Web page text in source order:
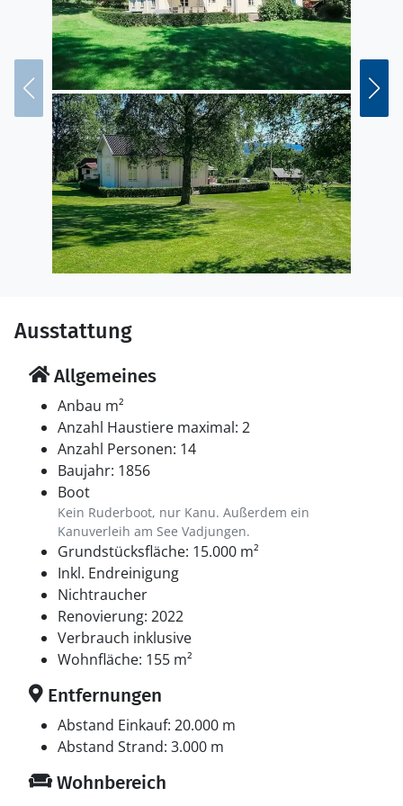
über eine steile Holzleiter erreichbar ist, und ein
doppeltes Schlafsofa im Wohnzimmer (2 x 80 cm). Im
großen Garten könnt ihr lange Abende in der mit
Pflanzen geschmückten Orangerie mit 12 Sitzplätzen
verbringen, zu der auch eine überdachte Außenküche
mit Pizza-Ofen, Gaskocher und einer offenen
Feuerstelle für Mahlzeiten in ganz besonderer
Atmosphäre gehört.
Für Wellness-Urlaube kann ab 2027 für 350 EUR pro
Woche das Badehaus mit Sauna, Jacuzzi, ungeheiztem
Pool, Dusche und Toilette dazugebucht werden. Das
Badezimmer im Badehaus steht den Gästen aber auch
bei Nicht-Buchung des Badehauses zur Verfügung.
Glamping-Zelte für jeweils 5 Personen für 90 EUR pro
Zelt pro Nacht gebucht werden.
Ausstattung
Allgemeines
Anbau m²
Anzahl Haustiere maximal: 2
Anzahl Personen: 14
Baujahr: 1856
Boot
Kein Ruderboot, nur Kanu. Außerdem ein
Kanuverleih am See Vadjungen.
Grundstücksfläche: 15.000 m²
Inkl. Endreinigung
Nichtraucher
Renovierung: 2022
Verbrauch inklusive
Wohnfläche: 155 m²
Entfernungen
Abstand Einkauf: 20.000 m
Abstand Strand: 3.000 m
Wohnbereich